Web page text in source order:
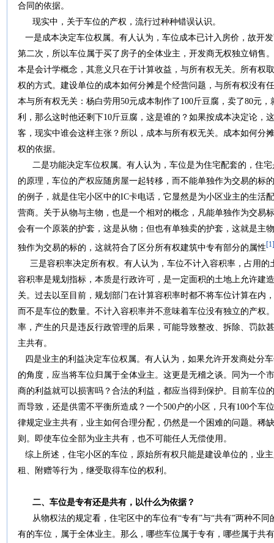
合同的依据。
现实中，关于车位的产权，流行过种种错误认识。
一是成本决定车位权属。有人认为，车位成本已计入房价，故开
第二次，所以车位属于买了房子的全体业主，开发商无权独立销售
本是会计学概念，其意义只在于计算收益，与所有权无关。所有权
权的方式。建设单位的成本如何分摊是个经营问题，与所有权没有
本与所有权无关：杨白劳用50元成本制作了100斤豆腐，卖了80元
利，那么这时他还剩下10斤豆腐，这是谁的？如果按成本决定论，
客，现实中谁会这样主张？所以，成本与所有权无关。成本如何分
权的依据。
二是功能决定车位权属。有人认为，车位是为住宅配套的，住宅
的原理，车位的产权应随房屋一起转移，而不能单独作为交易的标
的例子，就是住宅小区中的IC卡电话，它显然是为小区业主的生活
营商。关于从物与主物，也是一个相对的概念，凡能单独作为交易
会有一个原装的护套，这是从物；但也有单独卖的护套，这就是主
独作为交易的标的，这就符合了区分所有权建筑中专有部分的属性[1]
三是容积率决定所有权。有人认为，车位不计入容积率，占用的
容积率是规划指标，本质是行政许可，是一定面积的土地上允许建
关。过去以至目前，规划部门在计算容积率时都不将车位计算在内
而不是车位的数量。不计入容积率并不意味着车位没有独立的产权
率，产生的只是违反行政管理的后果，可能导致整改、拆除、罚款
主共有。
四是业主的利益决定车位权属。有人认为，如果允许开发商处分
的角度，应当将车位归属于全体业主。这更是无稽之谈。同为一个
商的利益就可以损害吗？合法的利益，都应当得到保护。目前车位
而导致，还是供需不平衡所造成？一个500户的小区，只有100个车
律规定业主共有，业主如何合理分配，仍然是一个困难的问题。稀
则。即使车位全部为业主共有，也不可能任人无偿使用。
综上所述，住宅小区的车位，原始所有权只能是建设单位的，业
租、附赠等行为，继受取得车位的权利。
二、车位是专有还是共有，以什么为依据？
从物权法的规定看，住宅区中的车位有“专有”与“共有”两种不同
有的车位，属于全体业主。那么，哪些车位属于专有，哪些属于共